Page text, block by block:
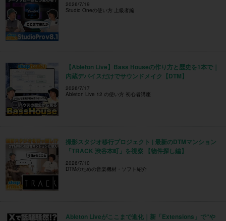
2026/7/19
Studio Oneの使い方 上級者編
【Ableton Live】Bass Houseの作り方と歴史を1本で｜
内蔵デバイスだけでサウンドメイク【DTM】
2026/7/17
Ableton Live 12 の使い方 初心者講座
撮影スタジオ移行プロジェクト | 最新のDTMマンション
「TRACK 渋谷本町」を視察 【物件探し編】
2026/7/10
DTMのための音楽機材・ソフト紹介
Ableton Liveがここまで進化｜新「Extensions」で“や